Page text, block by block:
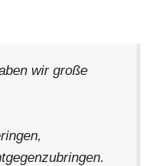
wir große